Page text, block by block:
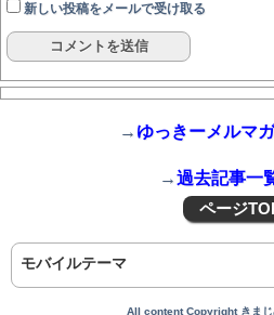
新しい投稿をメールで受け取る
→ ゆっきーメルマ
→過去記事一
ページ
モバイルテーマ
All content Copyright きまじ